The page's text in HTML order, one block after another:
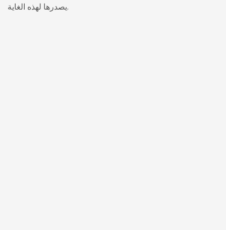
يصدرها لهذه الغاية.